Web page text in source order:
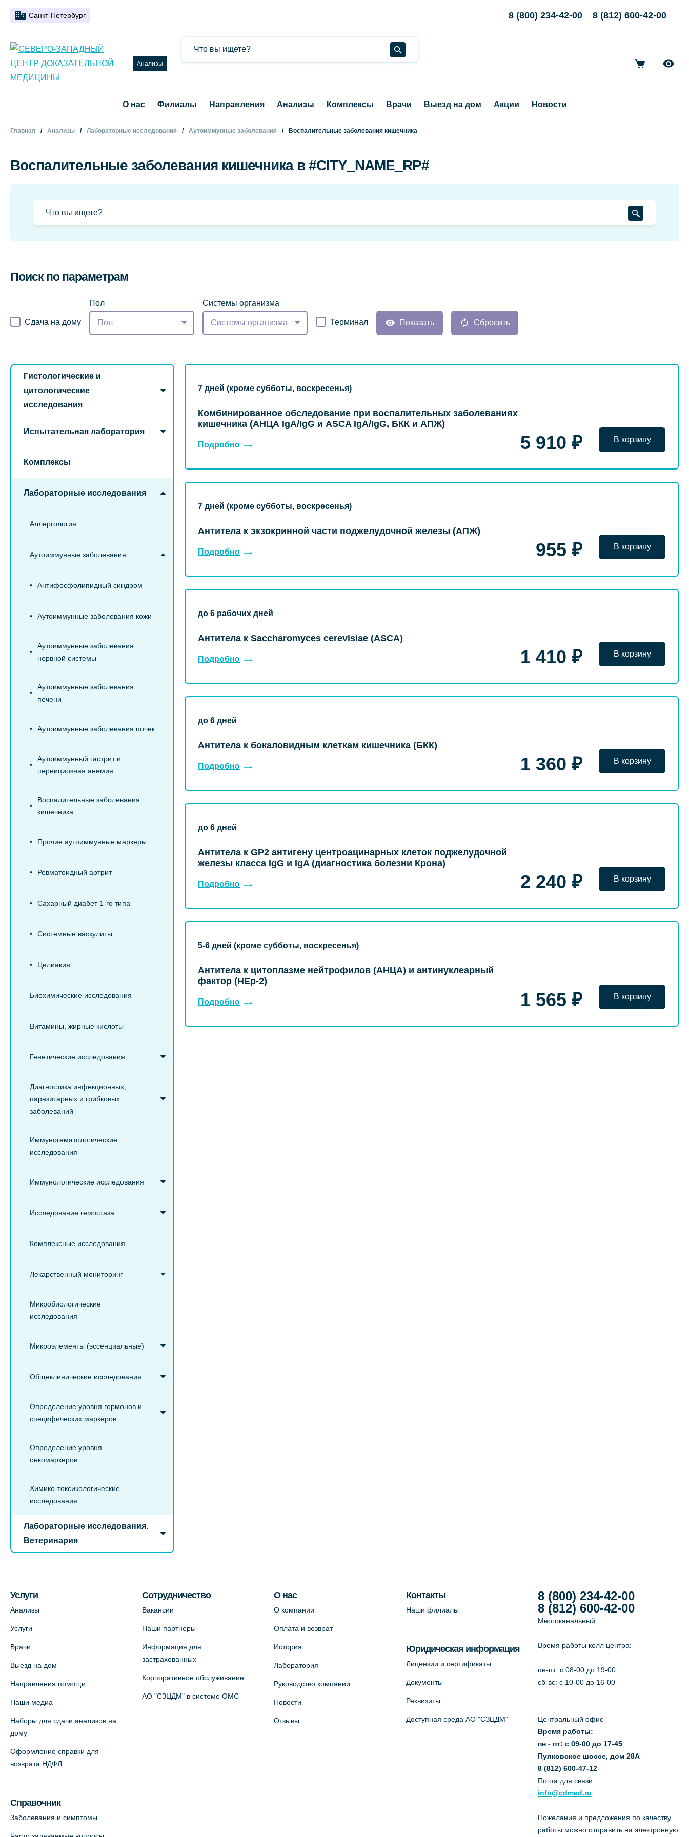
Санкт-Петербург 8 (800) 234-42-00 8 (812) 600-42-00
Анализы
О нас Филиалы Направления Анализы Комплексы Врачи Выезд на дом Акции Новости
Главная Анализы Лабораторные исследования Аутоиммунные заболевания Воспалительные заболевания кишечника
Воспалительные заболевания кишечника в #CITY_NAME_RP#
Поиск по параметрам
Сдача на дому
Пол
Пол
Системы организма
Системы организма Терминал Показать Сбросить
Гистологические и
цитологические
исследования
Испытательная лаборатория
Комплексы
Лабораторные исследования
Аллергология
Аутоиммунные заболевания
Антифосфолипидный синдром
Аутоиммунные заболевания кожи
Аутоиммунные заболевания
нервной системы
Аутоиммунные заболевания
печени
Аутоиммунные заболевания почек
Аутоиммунный гастрит и
пернициозная анемия
Воспалительные заболевания
кишечника
Прочие аутоиммунные маркеры
Ревматоидный артрит
Сахарный диабет 1-го типа
Системные васкулиты
Целиакия
Биохимические исследования
Витамины, жирные кислоты
Генетические исследования
Диагностика инфекционных,
паразитарных и грибковых
заболеваний
Иммуногематологические
исследования
Иммунологические исследования
Исследование гемостаза
Комплексные исследования
Лекарственный мониторинг
Микробиологические
исследования
Микроэлементы (эссенциальные)
Общеклинические исследования
Определение уровня гормонов и
специфических маркеров
Определение уровня
онкомаркеров
Химико-токсикологические
исследования
Лабораторные исследования.
Ветеринария
7 дней (кроме субботы, воскресенья)
Комбинированное обследование при воспалительных заболеваниях
кишечника (АНЦА IgA/IgG и ASCA IgA/IgG, БКК и АПЖ)
Подробно 5 910 ₽ В корзину
7 дней (кроме субботы, воскресенья)
Антитела к экзокринной части поджелудочной железы (АПЖ)
Подробно 955 ₽ В корзину
до 6 рабочих дней
Антитела к Saccharomyces cerevisiae (ASCA)
Подробно 1 410 ₽ В корзину
до 6 дней
Антитела к бокаловидным клеткам кишечника (БКК)
Подробно 1 360 ₽ В корзину
до 6 дней
Антитела к GP2 антигену центроацинарных клеток поджелудочной
железы класса IgG и IgA (диагностика болезни Крона)
Подробно 2 240 ₽ В корзину
5-6 дней (кроме субботы, воскресенья)
Антитела к цитоплазме нейтрофилов (АНЦА) и антинуклеарный
фактор (HEp-2)
Подробно 1 565 ₽ В корзину
Услуги
Анализы
Услуги
Врачи
Выезд на дом
Направления помощи
Наши медиа
Наборы для сдачи анализов на
дому
Оформление справки для
возврата НДФЛ
Справочник
Заболевания и симптомы
Сотрудничество
Вакансии
Наши партнеры
Информация для
застрахованных
Корпоративное обслуживание
АО "СЗЦДМ" в системе ОМС
О нас
О компании
Оплата и возврат
История
Лаборатория
Руководство компании
Новости
Отзывы
Контакты
Наши филиалы
Юридическая информация
Лицензии и сертификаты
Документы
Реквизиты
Доступная среда АО "СЗЦДМ"
8 (800) 234-42-00
8 (812) 600-42-00
Многоканальный
Время работы колл центра:
пн-пт: c 08-00 до 19-00
сб-вс: с 10-00 до 16-00
Центральный офис
Время работы:
пн - пт: с 09-00 до 17-45
Пулковское шоссе, дом 28А
8 (812) 600-47-12
Почта для связи:
info@cdmed.ru
Пожелания и предложения по качеству
работы можно отправить на электронную